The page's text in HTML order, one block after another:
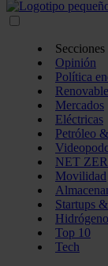
Secciones
Opinión
Política
Mercados
Eléctricas
Petróleo
NET
Movilidad
Startups
Hidrógeno
Top 10
Tech